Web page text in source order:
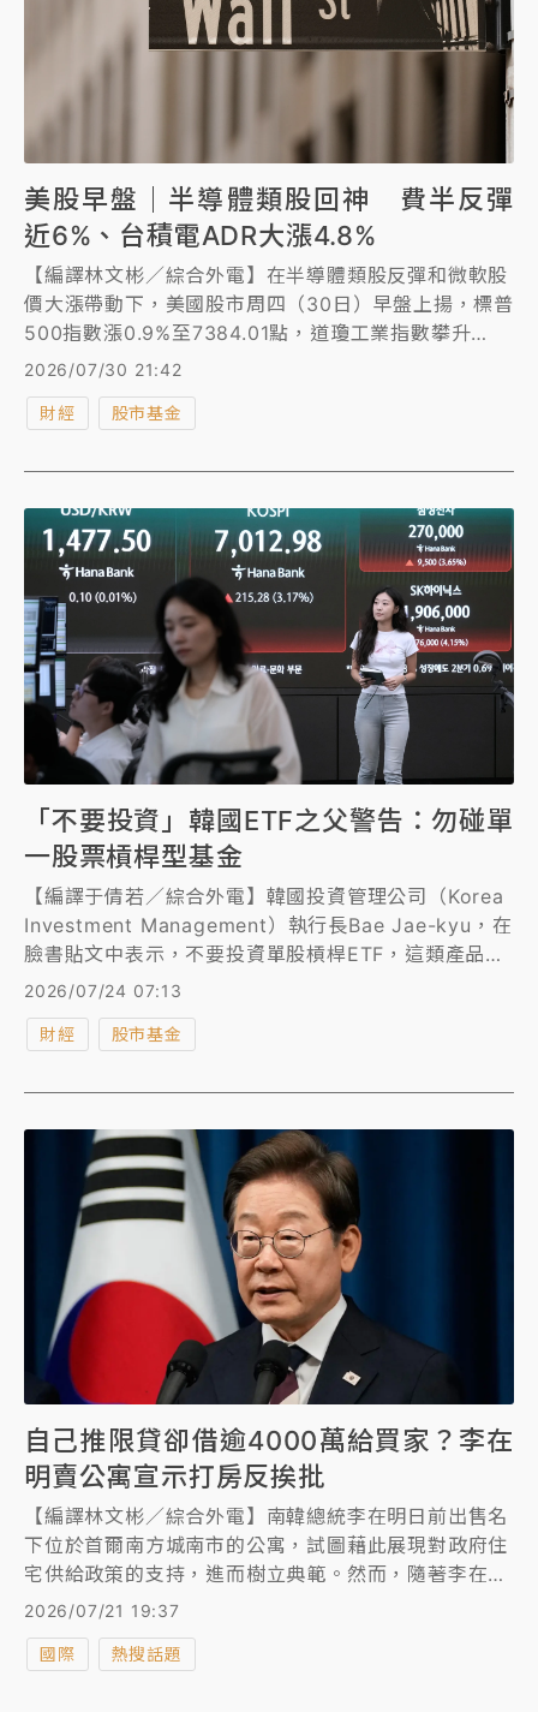
美股早盤｜半導體類股回神 費半反彈
近6%、台積電ADR大漲4.8%
【編譯林文彬／綜合外電】在半導體類股反彈和微軟股
價大漲帶動下，美國股市周四（30日）早盤上揚，標普
500指數漲0.9%至7384.01點，道瓊工業指數攀升
323.93點或0.6%至51918.07點，那斯達克綜合指數躍
升1.6%。
2026/07/30 21:42
財經 股市基金
「不要投資」韓國ETF之父警告：勿碰單
一股票槓桿型基金
【編譯于倩若／綜合外電】韓國投資管理公司（Korea
Investment Management）執行長Bae Jae-kyu，在
臉書貼文中表示，不要投資單股槓桿ETF，這類產品存
在虧損不斷累積的巨大風險。業界人士表示，資產管理
Jae-kyu的臉書貼文目前已被刪除。
2026/07/24 07:13
財經 股市基金
自己推限貸卻借逾4000萬給買家？李在
明賣公寓宣示打房反挨批
【編譯林文彬／綜合外電】南韓總統李在明日前出售名
下位於首爾南方城南市的公寓，試圖藉此展現對政府住
宅供給政策的支持，進而樹立典範。然而，隨著李在明
夫婦提供買家高額房貸的安排公諸於世，李在明如今反
而面臨強烈批評。
2026/07/21 19:37
國際 熱搜話題